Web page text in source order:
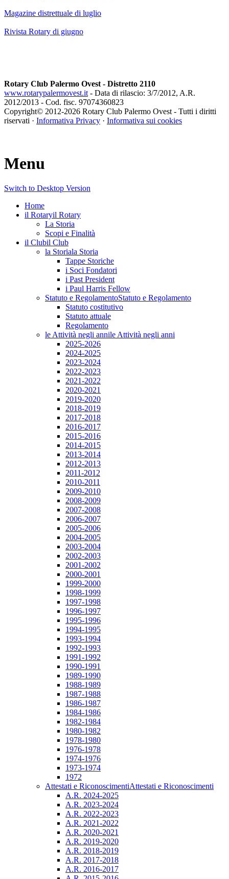
Magazine distrettuale di luglio
Rivista Rotary di giugno
Rotary Club Palermo Ovest - Distretto 2110
www.rotarypalermovest.it- Data di rilascio: 3/7/2012, A.R.
2012/2013 - Cod. fisc. 97074360823
Copyright© 2012-2026 Rotary Club Palermo Ovest - Tutti i diritti
riservati · Informativa Privacy · Informativa sui cookies
Menu
Switch to Desktop Version
Home
il Rotaryil Rotary
La Storia
Scopi e Finalità
il Clubil Club
la Storiala Storia
Tappe Storiche
i Soci Fondatori
i Past President
i Paul Harris Fellow
Statuto e RegolamentoStatuto e Regolamento
Statuto costitutivo
Statuto attuale
Regolamento
le Attività negli annile Attività negli anni
2025-2026
2024-2025
2023-2024
2022-2023
2021-2022
2020-2021
2019-2020
2018-2019
2017-2018
2016-2017
2015-2016
2014-2015
2013-2014
2012-2013
2011-2012
2010-2011
2009-2010
2008-2009
2007-2008
2006-2007
2005-2006
2004-2005
2003-2004
2002-2003
2001-2002
2000-2001
1999-2000
1998-1999
1997-1998
1996-1997
1995-1996
1994-1995
1993-1994
1992-1993
1991-1992
1990-1991
1989-1990
1988-1989
1987-1988
1986-1987
1984-1986
1982-1984
1980-1982
1978-1980
1976-1978
1974-1976
1973-1974
1972
Attestati e RiconoscimentiAttestati e Riconoscimenti
A.R. 2024-2025
A.R. 2023-2024
A.R. 2022-2023
A.R. 2021-2022
A.R. 2020-2021
A.R. 2019-2020
A.R. 2018-2019
A.R. 2017-2018
A.R. 2016-2017